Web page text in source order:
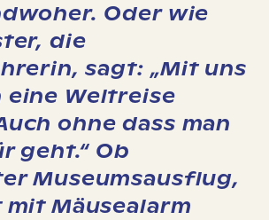
Oder wie
die
sagt: „Mit uns
eine Weltreise
ohne dass man
geht.“ Ob
Museumsausflug,
Mäusealarm